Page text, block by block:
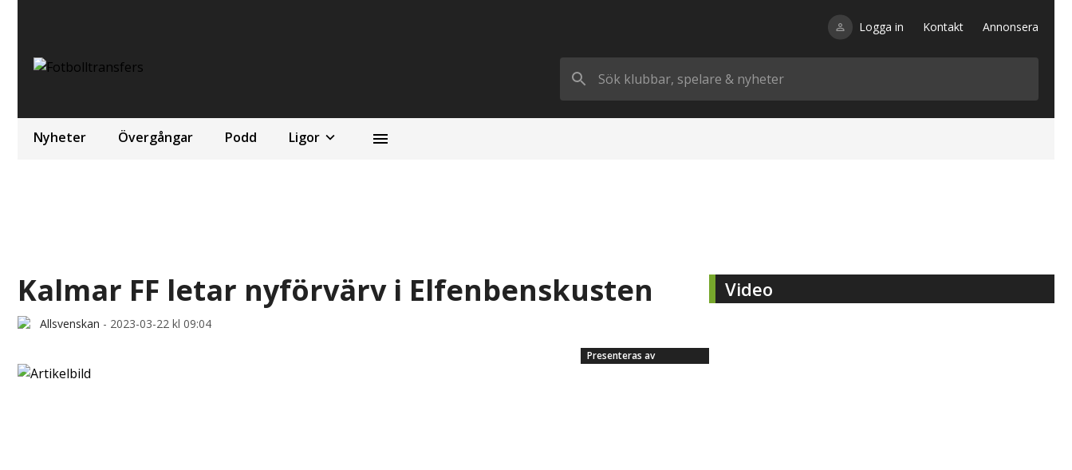
Logga in Kontakt Annonsera
Nyheter Övergångar Podd Ligor
Kalmar FF letar nyförvärv i Elfenbenskusten
Allsvenskan - 2023-03-22 kl 09:04
Presenteras av
Video